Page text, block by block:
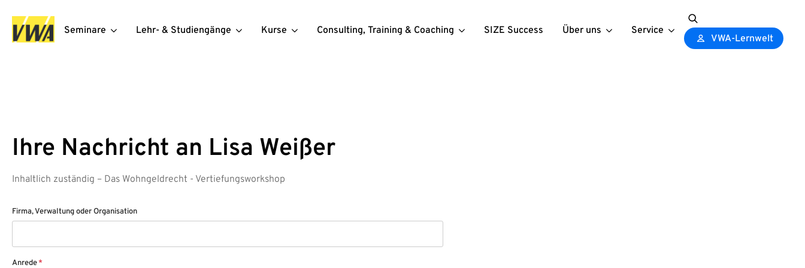
Seminare Lehr- & Studiengänge Kurse Consulting, Training & Coaching SIZE Success Über uns Service
Search
for:
VWA-Lernwelt
Ihre Nachricht an Lisa Weißer
Inhaltlich zuständig – Das Wohngeldrecht - Vertiefungsworkshop
Firma, Verwaltung oder Organisation
Anrede*